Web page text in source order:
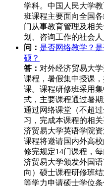
学科。中国人民大学
班课程主要面向全国
门从事教育管理及相
划、咨询工作的社会人
问： 是否网络教学？
硕？
答： 对外经济贸易大
课程，暑假集中授课
课。课程研修班采用
式，主要课程通过暑
通过网络课堂（不超
习，完成本课程的相
济贸易大学英语学院
课程将邀请国内外高
修完规定14门课程，
济贸易大学颁发外国
向）硕士课程研修班
等学力申请硕士学位